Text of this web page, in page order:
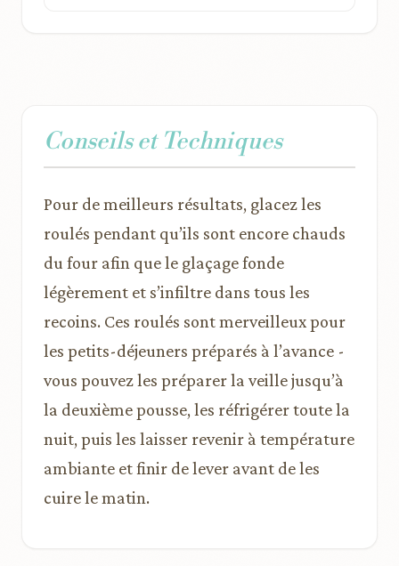
Conseils et Techniques
Pour de meilleurs résultats, glacez les
roulés pendant qu’ils sont encore chauds
du four afin que le glaçage fonde
légèrement et s’infiltre dans tous les
recoins. Ces roulés sont merveilleux pour
les petits-déjeuners préparés à l’avance -
vous pouvez les préparer la veille jusqu’à
la deuxième pousse, les réfrigérer toute la
nuit, puis les laisser revenir à température
ambiante et finir de lever avant de les
cuire le matin.